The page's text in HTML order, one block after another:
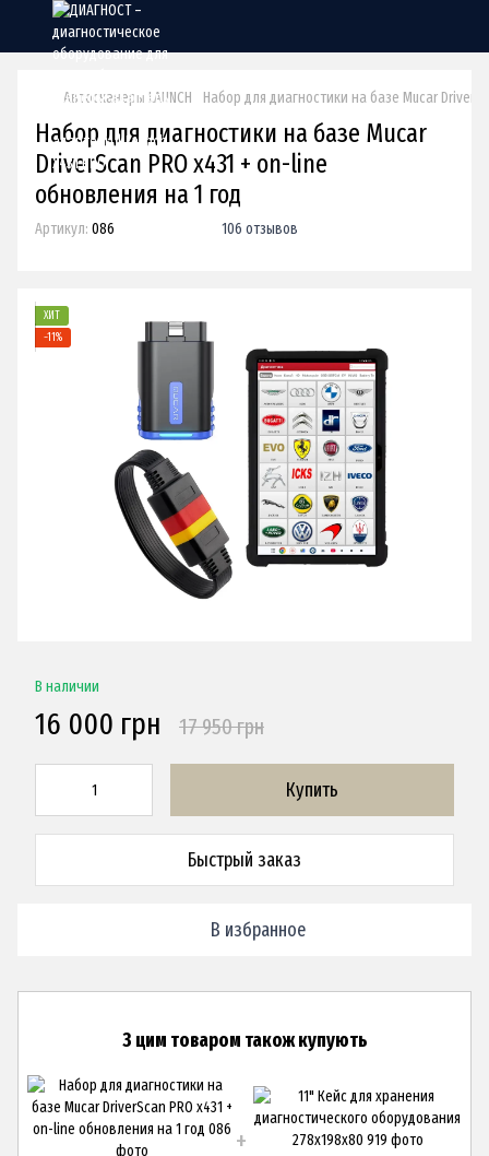
Автосканеры LAUNCH Набор для диагностики на базе Mucar
Набор для диагностики на базе Mucar
DriverScan PRO x431 + on-line
обновления на 1 год
Артикул: 086 106 отзывов
ХИТ
−11%
В наличии
16 000 грн 17 950 грн
Купить
Быстрый заказ
В избранное
З цим товаром також купують